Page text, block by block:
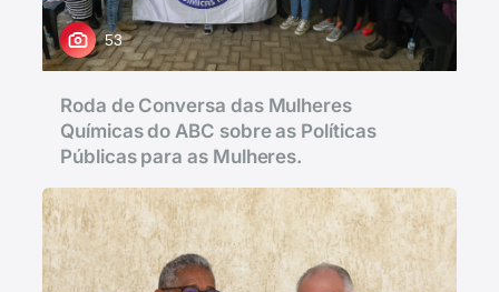
53
Roda de Conversa das Mulheres
Químicas do ABC sobre as Políticas
Públicas para as Mulheres.